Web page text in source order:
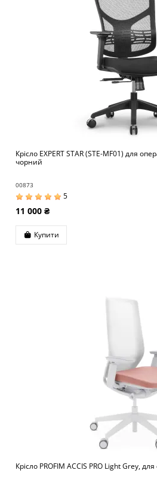
Крісло EXPERT STAR (STE-MF01) для
чорний
00873
5
11 000 ₴
Купити
Крісло PROFIM ACCIS PRO Light Grey,